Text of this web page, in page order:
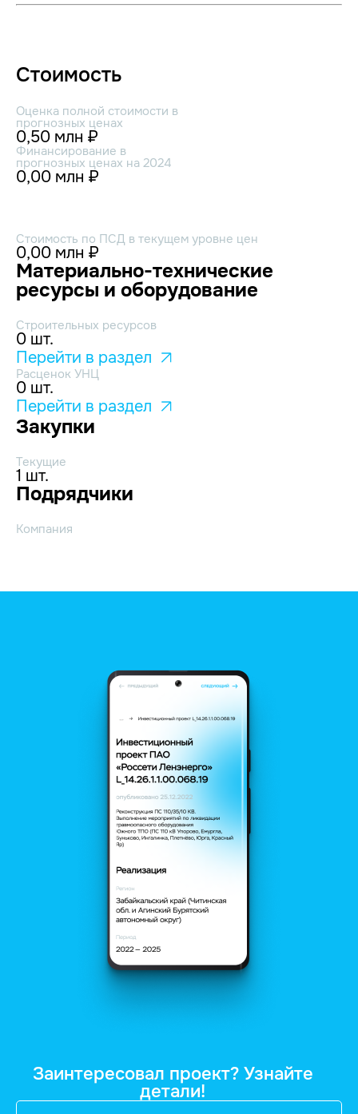
Стоимость
Оценка полной стоимости в
прогнозных ценах
0,50 млн ₽
Финансирование в
прогнозных ценах на 2024
0,00 млн ₽
Стоимость по ПСД в текущем уровне цен
0,00 млн ₽
Материально-технические
ресурсы и оборудование
Строительных ресурсов
0 шт.
Перейти в раздел
Расценок УНЦ
0 шт.
Перейти в раздел
Закупки
Текущие
1 шт.
Подрядчики
Компания
Заинтересовал проект? Узнайте
детали!